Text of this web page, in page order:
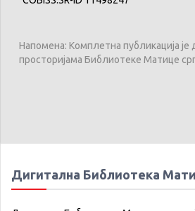
Напомена: Комплетна публикација је
просторијама Библиотеке Матице
Дигитална Библиотека